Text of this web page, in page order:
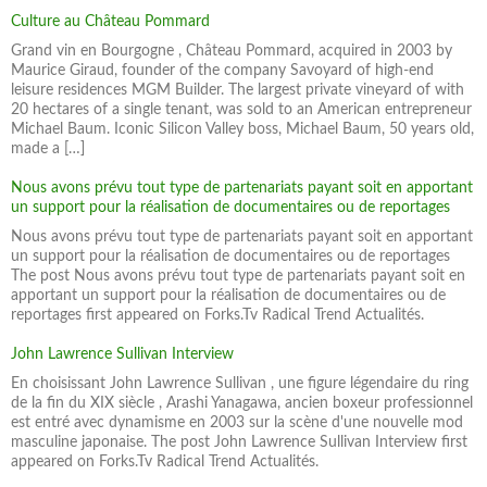
Culture au Château Pommard
Grand vin en Bourgogne , Château Pommard, acquired in 2003 by
Maurice Giraud, founder of the company Savoyard of high-end
leisure residences MGM Builder. The largest private vineyard of with
20 hectares of a single tenant, was sold to an American entrepreneur
Michael Baum. Iconic Silicon Valley boss, Michael Baum, 50 years old,
made a […]
Nous avons prévu tout type de partenariats payant soit en apportant
un support pour la réalisation de documentaires ou de reportages
Nous avons prévu tout type de partenariats payant soit en apportant
un support pour la réalisation de documentaires ou de reportages
The post Nous avons prévu tout type de partenariats payant soit en
apportant un support pour la réalisation de documentaires ou de
reportages first appeared on Forks.Tv Radical Trend Actualités.
John Lawrence Sullivan Interview
En choisissant John Lawrence Sullivan , une figure légendaire du ring
de la fin du XIX siècle , Arashi Yanagawa, ancien boxeur professionnel
est entré avec dynamisme en 2003 sur la scène d'une nouvelle mod
masculine japonaise. The post John Lawrence Sullivan Interview first
appeared on Forks.Tv Radical Trend Actualités.